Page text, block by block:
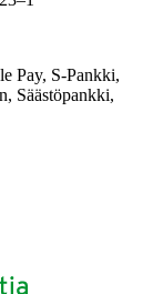
Pay, S-Pankki,
Säästöpankki,